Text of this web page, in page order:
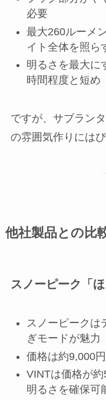
必要
最大260ルーメ
イト全体を照ら
明るさを最大に
時間程度と短め
ですが、サブラン
の雰囲気作りには
他社製品との比
スノーピーク「
スノーピークは
ぎモードが魅力
価格は約9,000
VINTは価格が
明るさを確保可